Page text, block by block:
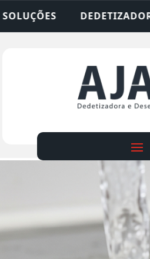
• DESENTUPIDORA •